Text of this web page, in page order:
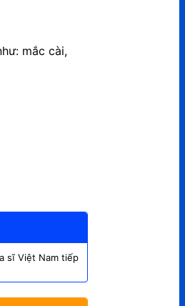
mắc cài,
sĩ Việt Nam tiếp